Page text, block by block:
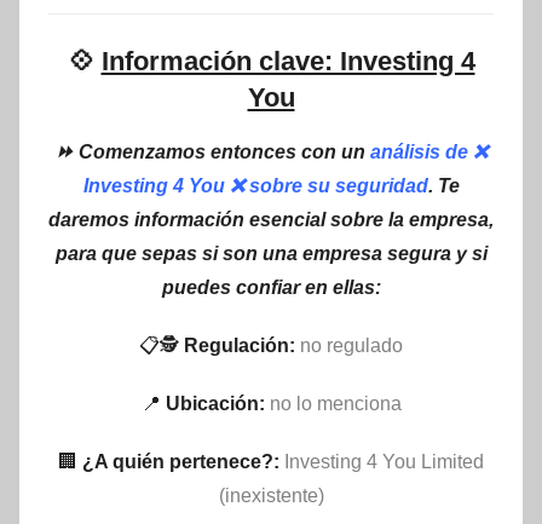
💠 Información clave: Investing 4
You
⏩ Comenzamos entonces con un análisis de ❌
Investing 4 You ❌ sobre su seguridad. Te
daremos información esencial sobre la empresa,
para que sepas si son una empresa segura y si
puedes confiar en ellas:
📋🕵 Regulación: no regulado
📍 Ubicación: no lo menciona
🏢 ¿A quién pertenece?: Investing 4 You Limited
(inexistente)